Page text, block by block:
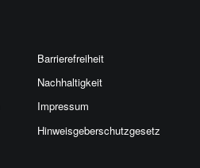
Barrierefreiheit
Nachhaltigkeit
Impressum
Hinweis­geber­schutz­gesetz